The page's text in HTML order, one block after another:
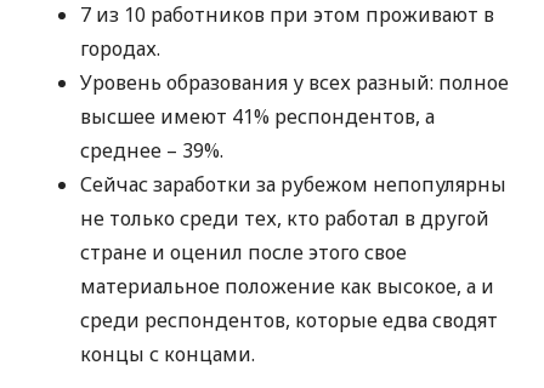
7 из 10 работников при этом проживают в
городах.
Уровень образования у всех разный: полное
высшее имеют 41% респондентов, а
среднее – 39%.
Сейчас заработки за рубежом непопулярны
не только среди тех, кто работал в другой
стране и оценил после этого свое
материальное положение как высокое, а и
среди респондентов, которые едва сводят
концы с концами.